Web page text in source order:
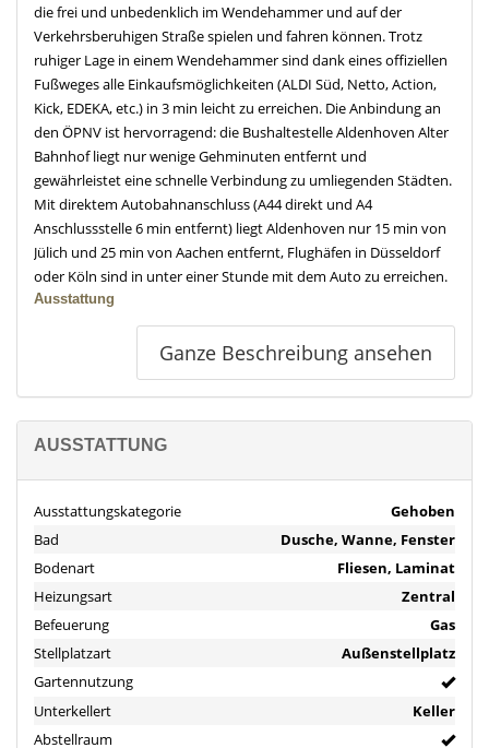
die frei und unbedenklich im Wendehammer und auf der
Verkehrsberuhigen Straße spielen und fahren können. Trotz
ruhiger Lage in einem Wendehammer sind dank eines offiziellen
Fußweges alle Einkaufsmöglichkeiten (ALDI Süd, Netto, Action,
Kick, EDEKA, etc.) in 3 min leicht zu erreichen. Die Anbindung an
den ÖPNV ist hervorragend: die Bushaltestelle Aldenhoven Alter
Bahnhof liegt nur wenige Gehminuten entfernt und
gewährleistet eine schnelle Verbindung zu umliegenden Städten.
Mit direktem Autobahnanschluss (A44 direkt und A4
Anschlussstelle 6 min entfernt) liegt Aldenhoven nur 15 min von
Jülich und 25 min von Aachen entfernt, Flughäfen in Düsseldorf
oder Köln sind in unter einer Stunde mit dem Auto zu erreichen.
Ausstattung
- Gaszentralheizung inklusive Solarthermie für Fußbodenheizung
- PV Anlage mit 8 kWp und 10 kWh Stromspeicher
- Fliesenbeläge in Küche, Wohnzimmer, Bädern und Keller
- Ein Badezimmer mit Badewanne und separater Dusche
- Zweites Bad mit Dusche
- Moderne dreifach verglaste Fenster mit elektrischen Rollläden
- Hochgeschwindigkeitsinternetanschluss (FTTH) vorhanden
- Solide Stein auf Stein Bauweise der Außenwände inklusive
WDVS
- Flexible Innenwände in Ständerbauweise
- Markise zur Beschattung der Terrasse
- Beheizter Kellerraum
- Gepflegter Gartenbereich ideal für Freizeitaktivitäten und
Entspannung
- Wärmepumpe, Garage und Wallbox vorbereitet
Objektbeschreibung
Ganze Beschreibung ansehen
AUSSTATTUNG
Ausstattungskategorie
Gehoben
Bad
Dusche, Wanne, Fenster
Bodenart
Fliesen, Laminat
Heizungsart
Zentral
Befeuerung
Gas
Stellplatzart
Außenstellplatz
Gartennutzung
Unterkellert
Keller
Abstellraum